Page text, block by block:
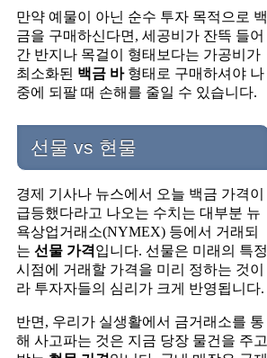
만약 예물이 아닌 순수 투자 목적으로 백
금을 구매하신다면, 세공비가 잔뜩 들어
간 반지나 목걸이 형태보다는 가공비가
최소화된 백금 바형태로 구매하셔야 나
중에 되팔 때 손해를 줄일 수 있습니다.
선물 vs 현물
경제 기사나 뉴스에서 오늘 백금 가격이
급등했다라고 나오는 수치는 대부분 뉴
욕상업거래소(NYMEX) 등에서 거래되
는 선물 가격입니다. 선물은 미래의 특정
시점에 거래할 가격을 미리 정하는 것이
라 투자자들의 심리가 크게 반영됩니다.
반면, 우리가 실생활에서 금거래소를 통
해 사고파는 것은 지금 당장 물건을 주고